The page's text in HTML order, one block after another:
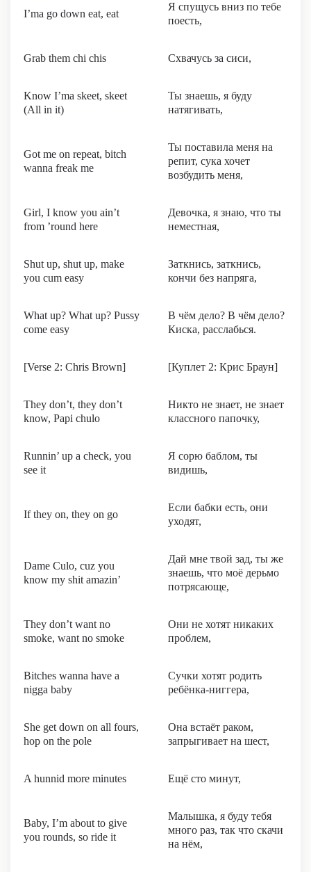
I’ma go down eat, eat
Я спущусь вниз по тебе
поесть,
Grab them chi chis Схвачусь за сиси,
Know I’ma skeet, skeet
(All in it)
Ты знаешь, я буду
натягивать,
Got me on repeat, bitch
wanna freak me
Ты поставила меня на
репит, сука хочет
возбудить меня,
Girl, I know you ain’t
from ’round here
Девочка, я знаю, что ты
неместная,
Shut up, shut up, make
you cum easy
Заткнись, заткнись,
кончи без напряга,
What up? What up? Pussy
come easy
В чём дело? В чём дело?
Киска, расслабься.
[Verse 2: Chris Brown] [Куплет 2: Крис Браун]
They don’t, they don’t
know, Papi chulo
Никто не знает, не знает
классного папочку,
Runnin’ up a check, you
see it
Я сорю баблом, ты
видишь,
If they on, they on go
Если бабки есть, они
уходят,
Dame Culo, cuz you
know my shit amazin’
Дай мне твой зад, ты же
знаешь, что моё дерьмо
потрясающе,
They don’t want no
smoke, want no smoke
Они не хотят никаких
проблем,
Bitches wanna have a
nigga baby
Сучки хотят родить
ребёнка-ниггера,
She get down on all fours,
hop on the pole
Она встаёт раком,
запрыгивает на шест,
A hunnid more minutes Ещё сто минут,
Baby, I’m about to give
you rounds, so ride it
Малышка, я буду тебя
много раз, так что скачи
на нём,